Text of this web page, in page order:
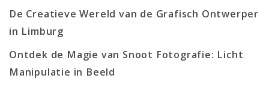
De Creatieve Wereld van de Grafisch Ontwerper
in Limburg
Ontdek de Magie van Snoot Fotografie: Licht
Manipulatie in Beeld